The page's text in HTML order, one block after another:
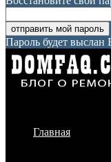
Пароль будет выслан
Главная